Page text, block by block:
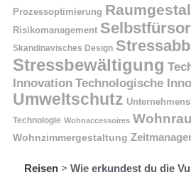
Prozessoptimierung
Risikomanagement
Skandinavisches Design
Stressbewältigung
Innovation Technologische
Umweltschutz
Technologie Wohnaccessoires
Wohnzimmergestaltung
Reisen > Wie erkundest du die